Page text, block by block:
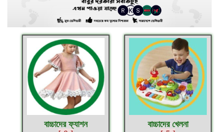
বাচ্চাদের ফ্যাশন
বাচ্চাদের খেলনা